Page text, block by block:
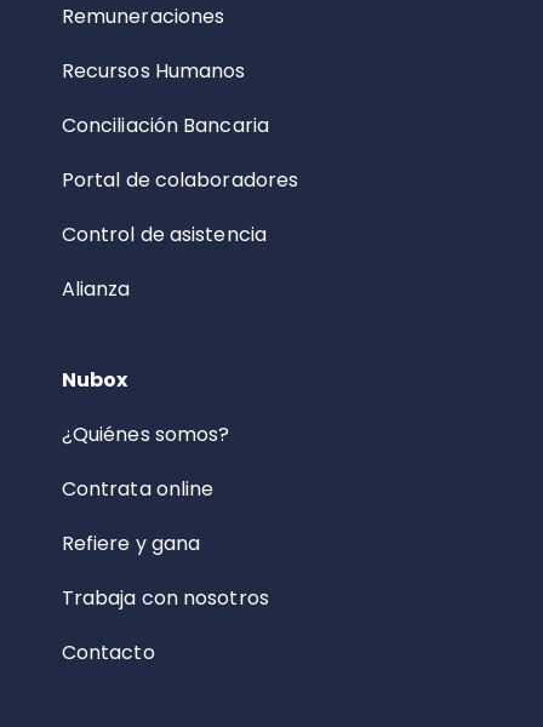
Remuneraciones
Recursos Humanos
Conciliación Bancaria
Portal de colaboradores
Control de asistencia
Alianza
Nubox
¿Quiénes somos?
Contrata online
Refiere y gana
Trabaja con nosotros
Contacto